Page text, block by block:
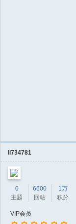
li734781
0
主题
6600
回帖
1万
积分
VIP会员